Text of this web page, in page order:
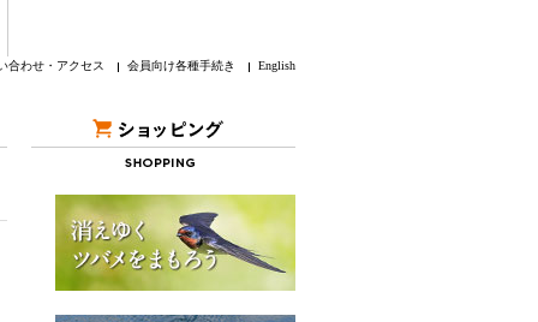
合わせ・アクセス 会員向け各種手続き English